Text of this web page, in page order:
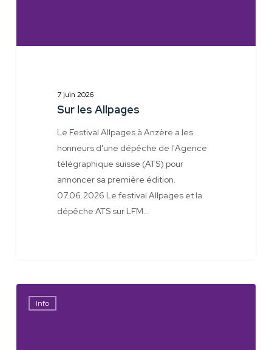
7 juin 2026
Sur les Allpages
Le Festival Allpages à Anzère a les
honneurs d'une dépêche de l'Agence
télégraphique suisse (ATS) pour
annoncer sa première édition.
07.06.2026 Le festival Allpages et la
dépêche ATS sur LFM…
Info